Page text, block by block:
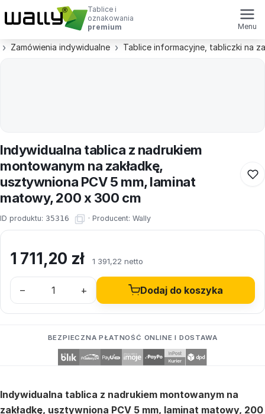
Tablice i
oznakowania
premium
Menu
Zamówienia indywidualne Tablice informacyjne, tabliczki na
Indywidualna tablica z nadrukiem
montowanym na zakładkę,
usztywniona PCV 5 mm, laminat
matowy, 200 x 300 cm
ID produktu: 35316 · Producent: Wally
1 711,20 zł 1 391,22 netto
– + Dodaj do koszyka
BEZPIECZNA PŁATNOŚĆ ONLINE I DOSTAWA
Indywidualna tablica z nadrukiem montowanym na
zakładkę, usztywniona PCV 5 mm, laminat matowy, 200